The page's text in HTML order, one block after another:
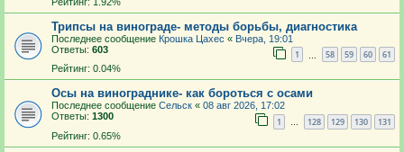
Трипсы на винограде- методы борьбы, диагностика
Последнее сообщение Крошка Цахес « Вчера, 19:01
Ответы: 603 1 58 59 60 61
Рейтинг: 0.04%
Осы на винограднике- как бороться с осами
Последнее сообщение Сельск « 08 авг 2026, 17:02
Ответы: 1300 1 … 128 129 130 131
Рейтинг: 0.65%